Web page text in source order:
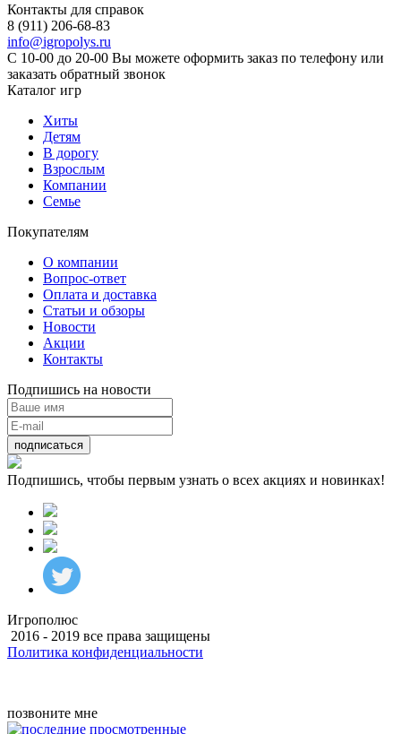
Контакты для справок
8 (911) 206-68-83
info@igropolys.ru
С 10-00 до 20-00 Вы можете оформить заказ по телефону или
заказать обратный звонок
Каталог игр
Хиты
Детям
В дорогу
Взрослым
Компании
Семье
Покупателям
О компании
Вопрос-ответ
Оплата и доставка
Статьи и обзоры
Новости
Акции
Контакты
Подпишись на новости
подписаться
Подпишись, чтобы первым узнать о всех акциях и новинках!
Игрополюс
2016 - 2019 все права защищены
Политика конфиденциальности
позвоните мне